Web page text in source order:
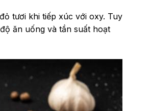
tươi khi tiếp xúc với oxy. Tuy
ăn uống và tần suất hoạt